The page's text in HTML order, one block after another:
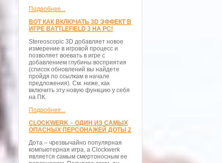
Подробнее...
ВОТ КАК ВКЛЮЧАТЬ 3D ЭФФЕКТ В
ИГРЕ BATTLEFIELD 3 НА PC!
Stereoscopic 3D добавляет новое
измерение в игровой процесс и
позволяет воевать в игре с
добавлением глубины восприятия
(список обновлений вы найдете
пройдя по ссылкам в начале
предложения). См. ниже, как
включить эту новую функцию у себя
на ПК.
Подробнее...
CLOCKWERK – ОДИН ИЗ САМЫХ
ОПАСНЫХ ПЕРСОНАЖЕЙ ДОТЫ 2
Дота – чрезвычайно популярная
компьютерная игра, а Clockwerk
является самым смертоносным ее